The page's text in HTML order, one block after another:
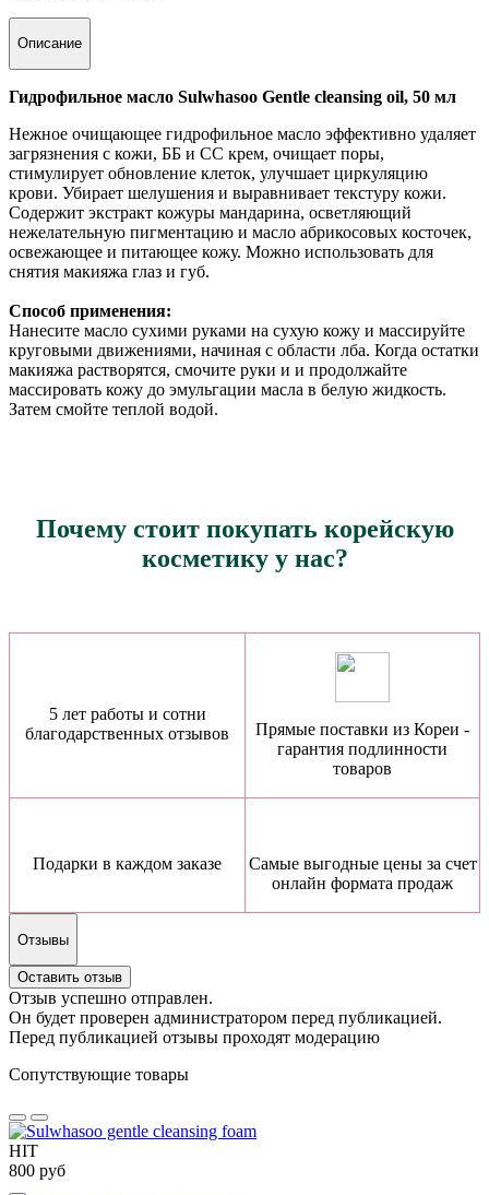
Описание
Гидрофильное масло Sulwhasoo Gentle cleansing oil, 50 мл
Нежное очищающее гидрофильное масло эффективно удаляет
загрязнения с кожи, ББ и СС крем, очищает поры,
стимулирует обновление клеток, улучшает циркуляцию
крови. Убирает шелушения и выравнивает текстуру кожи.
Содержит экстракт кожуры мандарина, осветляющий
нежелательную пигментацию и масло абрикосовых косточек,
освежающее и питающее кожу. Можно использовать для
снятия макияжа глаз и губ.
Способ применения:
Нанесите масло сухими руками на сухую кожу и массируйте
круговыми движениями, начиная с области лба. Когда остатки
макияжа растворятся, смочите руки и и продолжайте
массировать кожу до эмульгации масла в белую жидкость.
Затем смойте теплой водой.
Почему стоит покупать корейскую
косметику у нас?
5 лет работы и сотни
благодарственных отзывов
Прямые поставки из Кореи -
гарантия подлинности
товаров
Подарки в каждом заказе
Самые выгодные цены за счет
онлайн формата продаж
Отзывы
Оставить отзыв
Отзыв успешно отправлен.
Он будет проверен администратором перед публикацией.
Перед публикацией отзывы проходят модерацию
Сопутствующие товары
HIT
800 руб